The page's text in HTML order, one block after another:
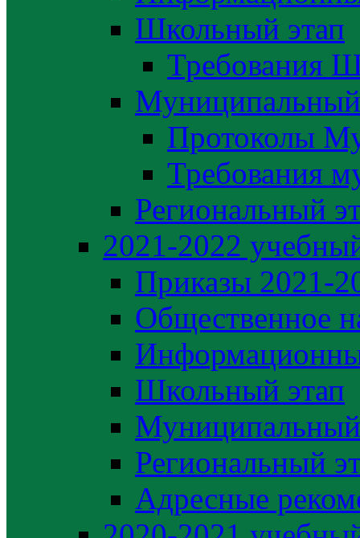
Школьный этап
Требования
Муниципальный
Протоколы
Требования
Региональный
2021-2022
Приказы 2021-
Общественное
Школьный этап
Муниципальный
Региональный
Адресные